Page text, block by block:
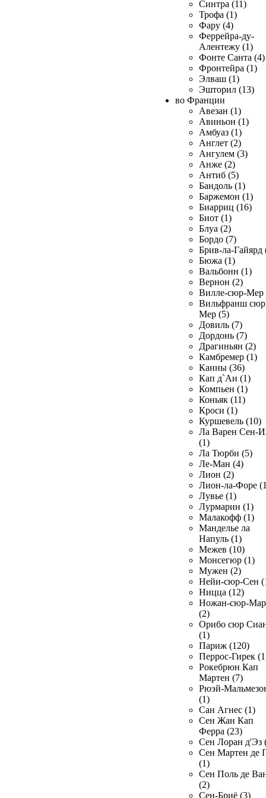
Синтра (11)
Трофа (1)
Фару (4)
Феррейра-ду-
Алентежу (1)
Фонте Санта (4)
Фронтейра (1)
Элваш (1)
Эшторил (13)
во Франции
Авезан (1)
Авиньон (1)
Амбуаз (1)
Англет (2)
Ангулем (3)
Анже (2)
Антиб (5)
Бандоль (1)
Баржемон (1)
Биарриц (16)
Биот (1)
Блуа (2)
Бордо (7)
Брив-ла-Гайярд
Бюжа (1)
Вальбонн (1)
Вернон (2)
Вилле-сюр-Мер
Вильфранш сюр
Мер (5)
Довиль (7)
Дордонь (7)
Драгиньян (2)
Камбремер (1)
Канны (36)
Кап д`Аи (1)
Компьен (1)
Коньяк (11)
Кроси (1)
Куршевель (10)
Ла Варен Сен-
(1)
Ла Тюрби (5)
Ле-Ман (4)
Лион (2)
Лион-ла-Форе
Лувье (1)
Лурмарин (1)
Малакофф (1)
Манделье ла
Напуль (1)
Межев (10)
Монсегюр (1)
Мужен (2)
Нейи-сюр-Сен
Ницца (12)
Ножан-сюр-
(2)
Орибо сюр
(1)
Париж (120)
Перрос-Гирек
Рокебрюн Кап
Мартен (7)
Рюэй-
(1)
Сан Агнес (1)
Сен Жан Кап
Ферра (23)
Сен Лоран д'Эз
Сен Мартен де
(1)
Сен Поль де
(2)
Сен-Бриё (3)